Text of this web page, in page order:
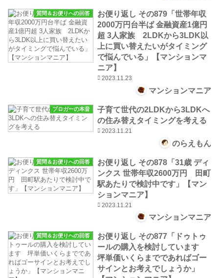
質問＆お便りへの回答
お便り返し その879「世帯年収
2000万円台半ば 金融資産1億円
超 3人家族 2LDKから3LDK以
上に買い替えたいがタイミング
で悩んでいる」【マンションマ
ニア】
2023.11.23
マンションマニア
ブロガーの本音
子育て世代の2LDKから3LDKへ
の住み替えタイミングを考える
2023.11.21
のらえもん
質問＆お便りへの回答
お便り返し その878「31歳 ディ
ンクス 世帯年収2600万円 田町
駅あたりで検討中です」【マン
ションマニア】
2023.11.21
マンションマニア
質問＆お便りへの回答
お便り返し その877「ドゥトゥ
ールの購入を検討しています
坪単価いくらまでであればゴー
サインとお考えでしょうか」